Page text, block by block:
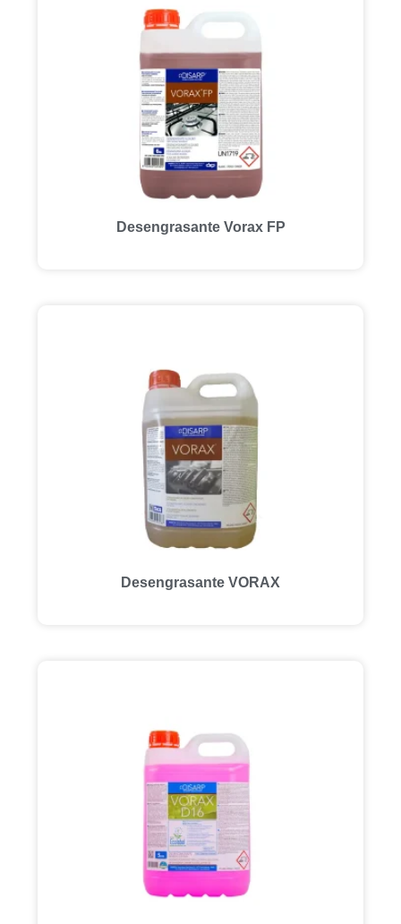
Desengrasante Vorax FP
Desengrasante VORAX